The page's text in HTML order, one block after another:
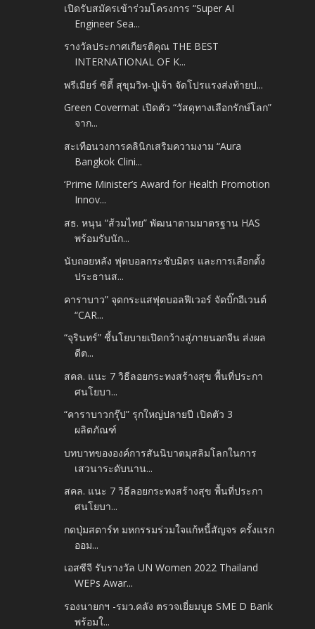
เปิดรับสมัครเข้าร่วมโครงการ “Super AI
Engineer Sea...
รางวัลประกาศเกียรติคุณ THE BEST
INTERNATIONAL OF K...
พรีเมียร์ ซิตี้ สุขุมวิท-ปู่เจ้า จัดโปรแรงส่งท้ายป...
Green Covermat เปิดตัว “วัสดุทางเลือกรักษ์โลก”
จาก...
สะเทือนวงการคลินิกเสริมความงาม “Aura
Bangkok Clini...
‘Prime Minister’s Award for Health Promotion
Innov...
สธ. หนุน “ส้วมไทย” พัฒนาตามมาตรฐาน HAS
พร้อมรับนัก...
นับถอยหลัง ฟุตบอลกระชับมิตร และการเลือกตั้ง
ประธานส...
คาราบาว” จุดกระแสฟุตบอลฟีเวอร์ จัดบิ๊กอีเวนต์
“CAR...
“จุรินทร์” ชี้นโยบายเปิดกว้างสู่ภายนอกจีน ส่งผล
ดีต...
สคล. แนะ 7 วิธีลอยกระทงสร้างสุข พื้นที่ประกา
ศนโยบา...
“คาราบาวกรุ๊ป” รุกใหญ่ปลายปี เปิดตัว 3
ผลิตภัณฑ์
บทบาทขององค์การสันนิบาตมุสลิมโลกในการ
เสวนาระดับนาน...
สคล. แนะ 7 วิธีลอยกระทงสร้างสุข พื้นที่ประกา
ศนโยบา...
กดปุ่มสตาร์ท มหกรรมร่วมใจแก้หนี้สัญจร ครั้งแรก
ออม...
เอสซีจี รับรางวัล UN Women 2022 Thailand
WEPs Awar...
รองนายกฯ -รมว.คลัง ตรวจเยี่ยมบูธ SME D Bank
พร้อมใ...